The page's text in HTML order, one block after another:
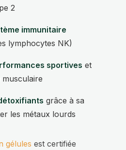
2
immunitaire
lymphocytes NK)
sportives et
grâce à sa
les métaux lourds
gélules est certifiée